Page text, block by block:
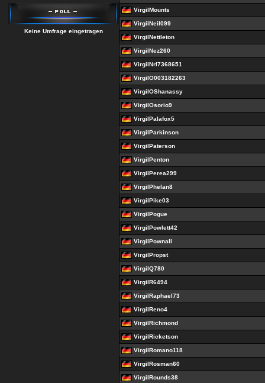
Keine Umfrage eingetragen
VirgilMounts
VirgilNeil099
VirgilNettleton
VirgilNez260
VirgilNrl7368651
VirgilO003182263
VirgilOShanassy
VirgilOsorio9
VirgilPalafox5
VirgilParkinson
VirgilPaterson
VirgilPenton
VirgilPerea299
VirgilPhelan8
VirgilPike03
VirgilPogue
VirgilPowlett42
VirgilPownall
VirgilPropst
VirgilQ780
VirgilR6494
VirgilRaphael73
VirgilReno4
VirgilRichmond
VirgilRicketson
VirgilRomano118
VirgilRosman60
VirgilRounds38